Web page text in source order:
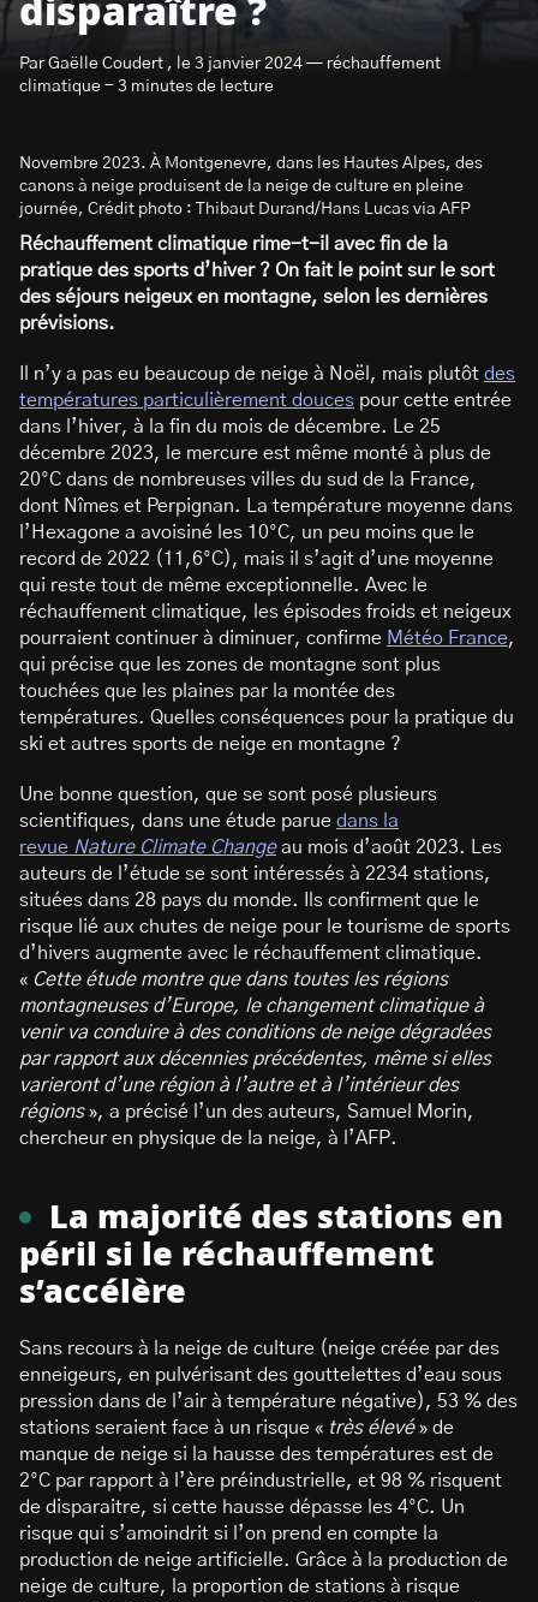
disparaître ?
Par Gaëlle Coudert , le 3 janvier 2024 — réchauffement
climatique - 3 minutes de lecture
Novembre 2023. À Montgenevre, dans les Hautes Alpes, des
canons à neige produisent de la neige de culture en pleine
journée, Crédit photo : Thibaut Durand/Hans Lucas via AFP
Réchauffement climatique rime-t-il avec fin de la
pratique des sports d’hiver ? On fait le point sur le sort
des séjours neigeux en montagne, selon les dernières
prévisions.
Il n’y a pas eu beaucoup de neige à Noël, mais plutôt des
températures particulièrement douces pour cette entrée
dans l’hiver, à la fin du mois de décembre. Le 25
décembre 2023, le mercure est même monté à plus de
20°C dans de nombreuses villes du sud de la France,
dont Nîmes et Perpignan. La température moyenne dans
l’Hexagone a avoisiné les 10°C, un peu moins que le
record de 2022 (11,6°C), mais il s’agit d’une moyenne
qui reste tout de même exceptionnelle. Avec le
réchauffement climatique, les épisodes froids et neigeux
pourraient continuer à diminuer, confirme Météo France,
qui précise que les zones de montagne sont plus
touchées que les plaines par la montée des
températures. Quelles conséquences pour la pratique du
ski et autres sports de neige en montagne ?
Une bonne question, que se sont posé plusieurs
scientifiques, dans une étude parue dans la
revue Nature Climate Changeau mois d’août 2023. Les
auteurs de l’étude se sont intéressés à 2234 stations,
situées dans 28 pays du monde. Ils confirment que le
risque lié aux chutes de neige pour le tourisme de sports
d’hivers augmente avec le réchauffement climatique.
« Cette étude montre que dans toutes les régions
montagneuses d’Europe, le changement climatique à
venir va conduire à des conditions de neige dégradées
par rapport aux décennies précédentes, même si elles
varieront d’une région à l’autre et à l’intérieur des
régions», a précisé l’un des auteurs, Samuel Morin,
chercheur en physique de la neige, à l’AFP.
La majorité des stations en
péril si le réchauffement
s’accélère
Sans recours à la neige de culture (neige créée par des
enneigeurs, en pulvérisant des gouttelettes d’eau sous
pression dans de l’air à température négative), 53 % des
stations seraient face à un risque « très élevé» de
manque de neige si la hausse des températures est de
2°C par rapport à l’ère préindustrielle, et 98 % risquent
de disparaitre, si cette hausse dépasse les 4°C. Un
risque qui s’amoindrit si l’on prend en compte la
production de neige artificielle. Grâce à la production de
neige de culture, la proportion de stations à risque
S’abonner à la newsletter